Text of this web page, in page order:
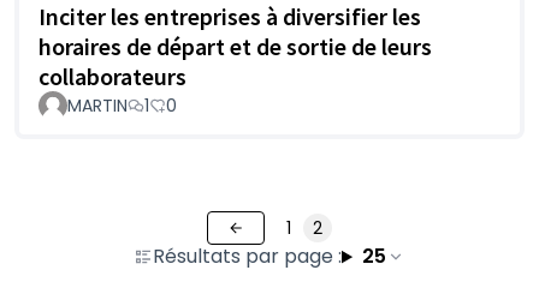
Inciter les entreprises à diversifier les
horaires de départ et de sortie de leurs
collaborateurs
MARTIN 1 0
Résultats par page : 25
1 2